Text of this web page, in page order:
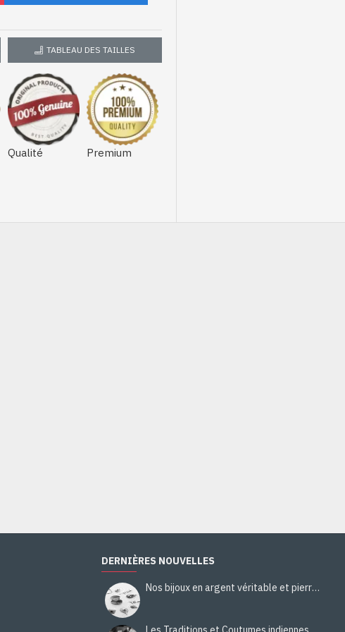
TABLEAU DES TAILLES
Qualité Premium
DERNIÈRES NOUVELLES
Nos bijoux en argent véritable et pierres naturelles